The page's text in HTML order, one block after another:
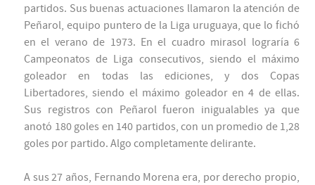
partidos. Sus buenas actuaciones llamaron la atención de
Peñarol, equipo puntero de la Liga uruguaya, que lo fichó
en el verano de 1973. En el cuadro mirasol lograría 6
Campeonatos de Liga consecutivos, siendo el máximo
goleador en todas las ediciones, y dos Copas
Libertadores, siendo el máximo goleador en 4 de ellas.
Sus registros con Peñarol fueron inigualables ya que
anotó 180 goles en 140 partidos, con un promedio de 1,28
goles por partido. Algo completamente delirante.
A sus 27 años, Fernando Morena era, por derecho propio,